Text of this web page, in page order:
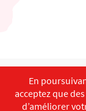
Copyright ©
En
acceptez que
d’améliorer